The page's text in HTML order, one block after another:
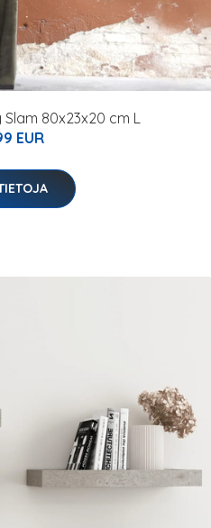
Slam 80x23x20 cm L
EUR